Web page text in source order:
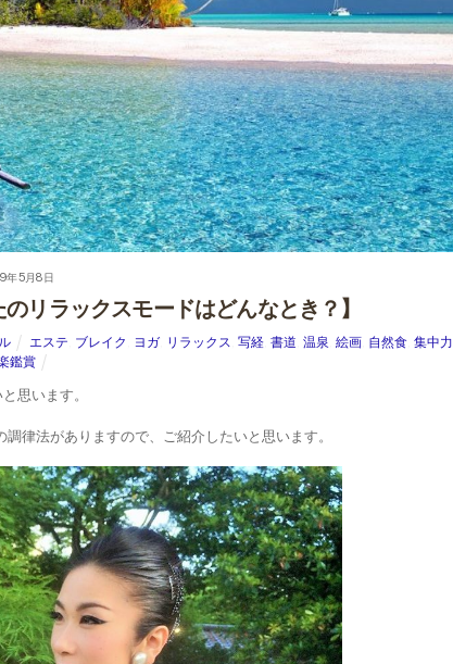
年5月8日
リラックスモードはどんなとき？】
エステ ブレイク ヨガ リラックス ,写経 ,書道 ,温泉 ,絵画 自然食 ,集中力
鑑賞
思います。
律法がありますので、ご紹介したいと思います。